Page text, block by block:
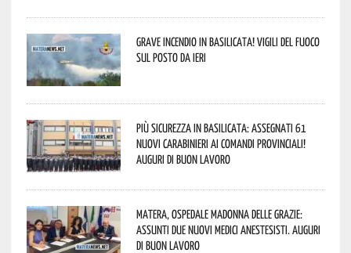
Grave incendio in Basilicata! Vigili del fuoco
sul posto da ieri
Più sicurezza in Basilicata: assegnati 61
nuovi Carabinieri ai Comandi provinciali!
Auguri di buon lavoro
Matera, Ospedale Madonna delle Grazie:
assunti due nuovi medici anestesisti. Auguri
di buon lavoro